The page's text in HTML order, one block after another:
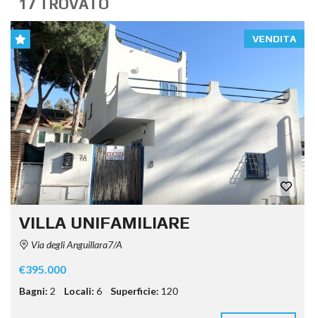
17 TROVATO
VENDITA
VILLA UNIFAMILIARE
Via degli Anguillara7/A
€395.000
Bagni: 2 Locali: 6 Superficie: 120